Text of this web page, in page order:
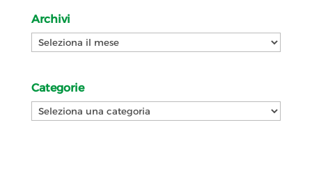
Archivi
Archivi
Categorie
Categorie